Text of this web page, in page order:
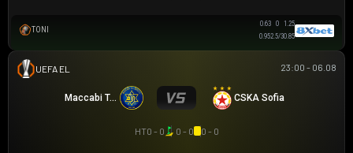
TONI
0.63 0
1.25
0.982.5/30.83
23:00 - 06.08
Maccabi Tel Aviv CSKA Sofia
HT0 - 0 0 - 0 0 - 0